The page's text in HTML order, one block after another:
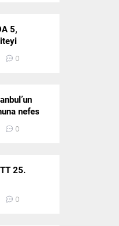
5,
0
nefes
0
25.
0